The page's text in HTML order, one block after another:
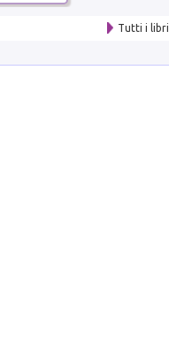
Tutti i libri